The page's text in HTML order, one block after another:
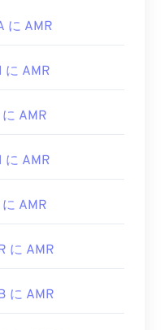
ングを含む携帯電
。AMRは
るため、音楽ファイ
ププロジェクト
に AMR
に AMR
に AMR
に AMR
AMR
に AMR
に AMR